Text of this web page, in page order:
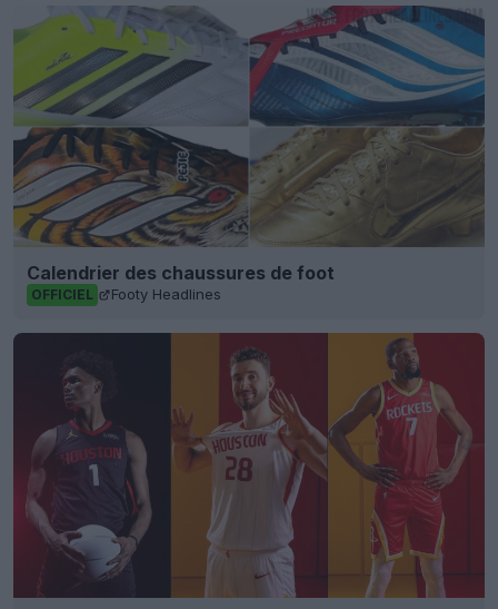
Calendrier des chaussures de foot
OFFICIEL Footy Headlines